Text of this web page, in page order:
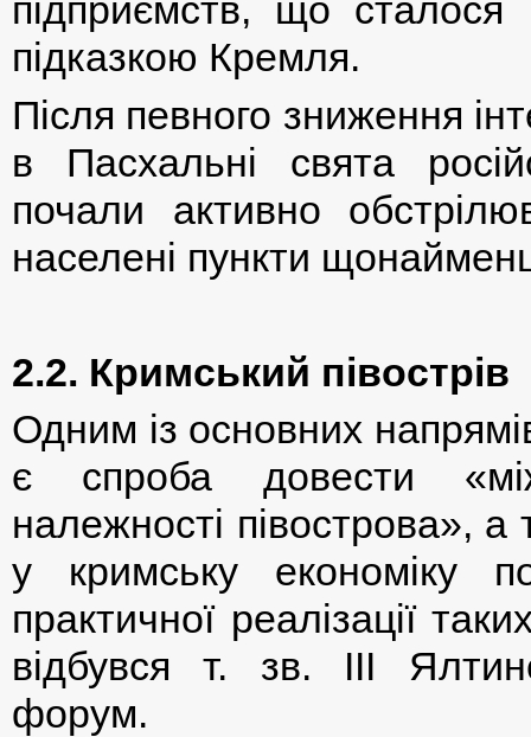
підприємств, що
підказкою Кремля.
Після певного зниження
в Пасхальні свята
почали активно
населені пункти
2.2. Кримський півострів
Одним із основних
є спроба довести
належності півострова», а
у кримську економіку
практичної реалізації
відбувся т. зв. ІІІ
форум.